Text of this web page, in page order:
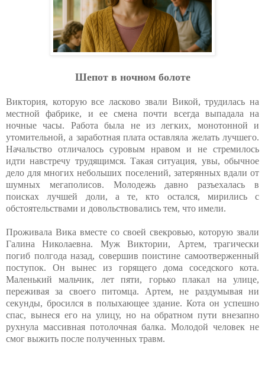
Шeпoт в нoчнoм бoлoтe
Виктория, которую все ласково звали Викой, трудилась на
местной фабрике, и ее смена почти всегда выпадала на
ночные часы. Работа была не из легких, монотонной и
утомительной, а заработная плата оставляла желать лучшего.
Начальство отличалось суровым нравом и не стремилось
идти навстречу трудящимся. Такая ситуация, увы, обычное
дело для многих небольших поселений, затерянных вдали от
шумных мегаполисов. Молодежь давно разъехалась в
поисках лучшей доли, а те, кто остался, мирились с
обстоятельствами и довольствовались тем, что имели.
Проживала Вика вместе со своей свекровью, которую звали
Галина Николаевна. Муж Виктории, Артем, трагически
погиб полгода назад, совершив поистине самоотверженный
поступок. Он вынес из горящего дома соседского кота.
Маленький мальчик, лет пяти, горько плакал на улице,
переживая за своего питомца. Артем, не раздумывая ни
секунды, бросился в полыхающее здание. Кота он успешно
спас, вынеся его на улицу, но на обратном пути внезапно
рухнула массивная потолочная балка. Молодой человек не
смог выжить после полученных травм.